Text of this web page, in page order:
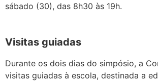
sábado (30), das 8h30 às 19h.
Visitas guiadas
Durante os dois dias do simpósio, a
visitas guiadas à escola, destinada a